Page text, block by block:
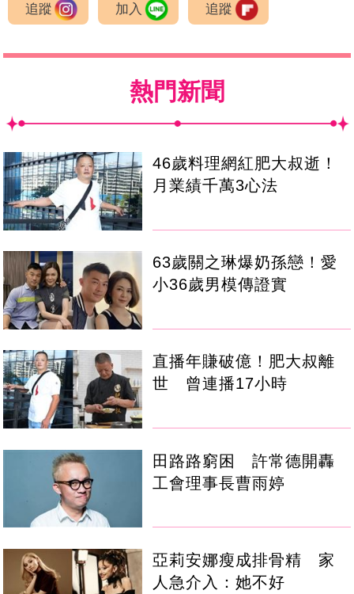
追蹤 加入 追蹤
熱門新聞
46歲料理網紅肥大叔逝！
月業績千萬3心法
63歲關之琳爆奶孫戀！愛
小36歲男模傳證實
直播年賺破億！肥大叔離
世 曾連播17小時
田路路窮困 許常德開轟
工會理事長曹雨婷
亞莉安娜瘦成排骨精 家
人急介入：她不好